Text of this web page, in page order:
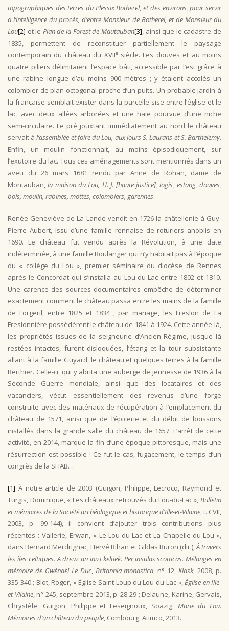
topographiques des terres du Plessix Botherel, et des environs, pour servir
à l’intelligence du procès, d’entre Monsieur de Botherel, et de Monsieur du
Lou[2] et le Plan de la Forest de Mautauban[3], ainsi que le cadastre de
1835, permettent de reconstituer partiellement le paysage
contemporain du château du XVIIesiècle. Les douves et au moins
quatre piliers délimitaient l’espace bâti, accessible par l’est grâce à
une rabine longue d’au moins 900 mètres ; y étaient accolés un
colombier de plan octogonal proche d’un puits. Un probable jardin à
la française semblait exister dans la parcelle sise entre l’église et le
lac, avec deux allées arborées et une haie pourvue d’une niche
semi-circulaire. Le pré jouxtant immédiatement au nord le château
servait àl’assemblée et foire du Lou, aux jours S. Laurans et S. Barthelemy.
Enfin, un moulin fonctionnait, au moins épisodiquement, sur
l’exutoire du lac. Tous ces aménagements sont mentionnés dans un
aveu du 26 mars 1681 rendu par Anne de Rohan, dame de
Montauban,la maison du Lou, H. J. [haute justice], logis, estang, douves,
bois, moulin, rabines, mottes, colombiers, garennes.
Renée-Geneviève de La Lande vendit en 1726 la châtellenie à Guy-
Pierre Aubert, issu d’une famille rennaise de roturiers anoblis en
1690. Le château fut vendu après la Révolution, à une date
indéterminée, à une famille Boulanger qui n’y habitait pas à l’époque
du « collège du Lou », premier séminaire du diocèse de Rennes
après le Concordat qui s’installa au Lou-du-Lac entre 1802 et 1810.
Une carence des sources documentaires empêche de déterminer
exactement comment le château passa entre les mains de la famille
de Lorgeril, entre 1825 et 1834 ; par mariage, les Freslon de La
Freslonnière possédèrent le château de 1841 à 1924. Cette année-là,
les propriétés issues de la seigneurie d’Ancien Régime, jusque là
restées intactes, furent disloquées, l’étang et la tour subsistante
allant à la famille Guyard, le château et quelques terres à la famille
Berthier. Celle-ci, qui y abrita une auberge de jeunesse de 1936 à la
Seconde Guerre mondiale, ainsi que des locataires et des
vacanciers, vécut essentiellement des revenus d’une forge
construite avec des matériaux de récupération à l’emplacement du
château de 1571, ainsi que de l’épicerie et du débit de boissons
installés dans la grande salle du château de 1657. L’arrêt de cette
activité, en 2014, marque la fin d’une époque pittoresque, mais une
résurrection est possible ! Ce fut le cas, fugacement, le temps d’un
congrès de la SHAB…
[1] À notre article de 2003 (Guigon, Philippe, Lecrocq, Raymond et
Turgis, Dominique, « Les châteaux retrouvés du Lou-du-Lac », Bulletin
et mémoires de la Société archéologique et historique d’Ille-et-Vilaine, t. CVII,
2003, p. 99-144), il convient d’ajouter trois contributions plus
récentes : Vallerie, Erwan, « Le Lou-du-Lac et La Chapelle-du-Lou »,
dans Bernard Merdrignac, Hervé Bihan et Gildas Buron (dir.),À travers
les îles celtiques. A dreuz an inizi keltiek. Per insulas scotticas. Mélanges en
mémoire de Gwénaël Le Duc, Britannia monastica, n° 12,Klask, 2008, p.
335-340 ; Blot, Roger, « Église Saint-Loup du Lou-du-Lac »,Église en Ille-
et-Vilaine, n° 245, septembre 2013, p. 28-29 ; Delaune, Karine, Gervais,
Chrystèle, Guigon, Philippe et Leseignoux, Soazig,Marie du Lou.
Mémoires d’un château du peuple, Combourg, Atimco, 2013.